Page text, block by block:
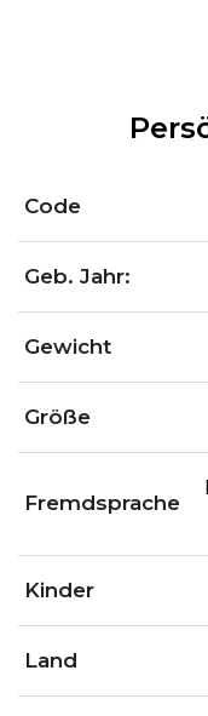
Code
Geb. Jahr:
Gewicht
Größe
Fremdsprache
Kinder
Land